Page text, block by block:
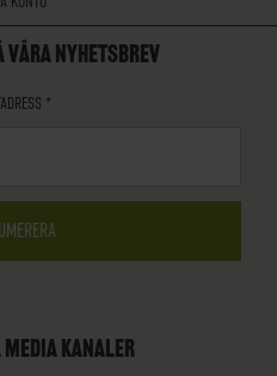
VÅRA NYHETSBREV
*
KANALER